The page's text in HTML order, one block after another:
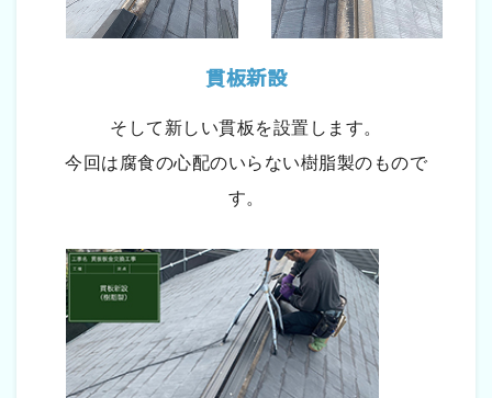
貫板新設
そして新しい貫板を設置します。
今回は腐食の心配のいらない樹脂製のもので
す。